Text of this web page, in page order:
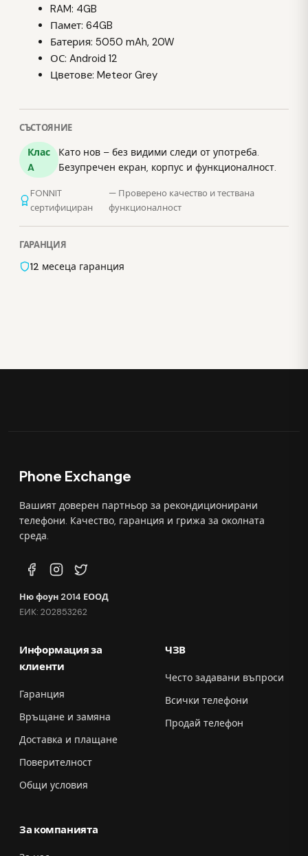
RAM: 4GB
Памет: 64GB
Батерия: 5050 mAh, 20W
ОС: Android 12
Цветове: Meteor Grey
СЪСТОЯНИЕ
Клас
A
Като нов – без видими следи от употреба.
Безупречен екран, корпус и функционалност.
FONNIT
сертифициран
— Проверено качество и тествана
функционалност
ГАРАНЦИЯ
12 месеца гаранция
Phone Exchange
Вашият доверен партньор за рекондиционирани
телефони. Качество, гаранция и грижа за околната
среда.
Ню фоун 2014 ЕООД
ЕИК: 202853262
Информация за
клиенти
Гаранция
Връщане и замяна
Доставка и плащане
Поверителност
Общи условия
ЧЗВ
Често задавани въпроси
Всички телефони
Продай телефон
За компанията